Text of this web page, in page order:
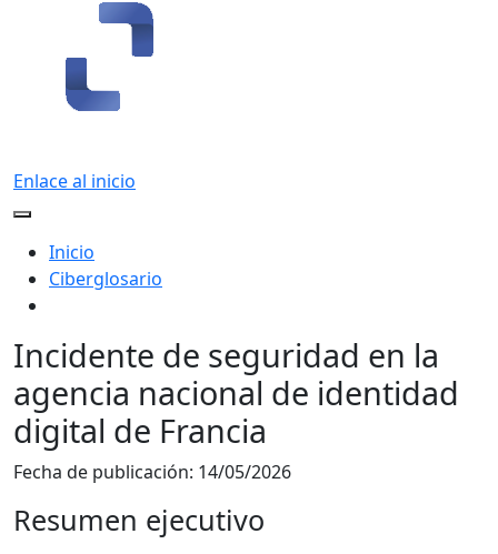
Enlace al inicio
Inicio
Ciberglosario
Incidente de seguridad en la
agencia nacional de identidad
digital de Francia
Fecha de publicación: 14/05/2026
Resumen ejecutivo